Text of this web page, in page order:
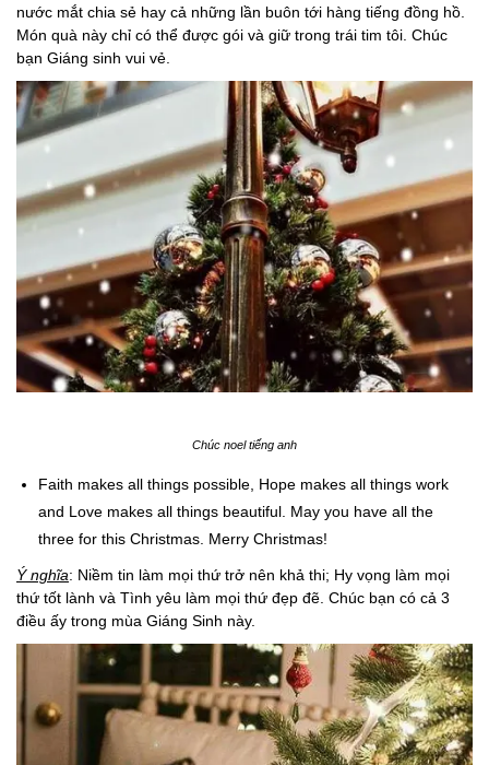
nước mắt chia sẻ hay cả những lần buôn tới hàng tiếng đồng hồ.
Món quà này chỉ có thể được gói và giữ trong trái tim tôi. Chúc
bạn Giáng sinh vui vẻ.
Chúc noel tiếng anh
Faith makes all things possible, Hope makes all things work
and Love makes all things beautiful. May you have all the
three for this Christmas. Merry Christmas!
Ý nghĩa: Niềm tin làm mọi thứ trở nên khả thi; Hy vọng làm mọi
thứ tốt lành và Tình yêu làm mọi thứ đẹp đẽ. Chúc bạn có cả 3
điều ấy trong mùa Giáng Sinh này.